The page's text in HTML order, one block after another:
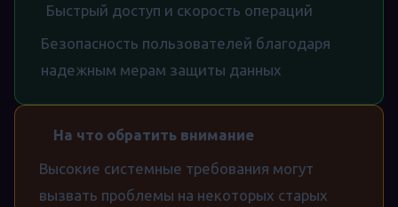
Быстрый доступ и скорость операций
Безопасность пользователей благодаря
надежным мерам защиты данных
На что обратить внимание
Высокие системные требования могут
вызвать проблемы на некоторых старых